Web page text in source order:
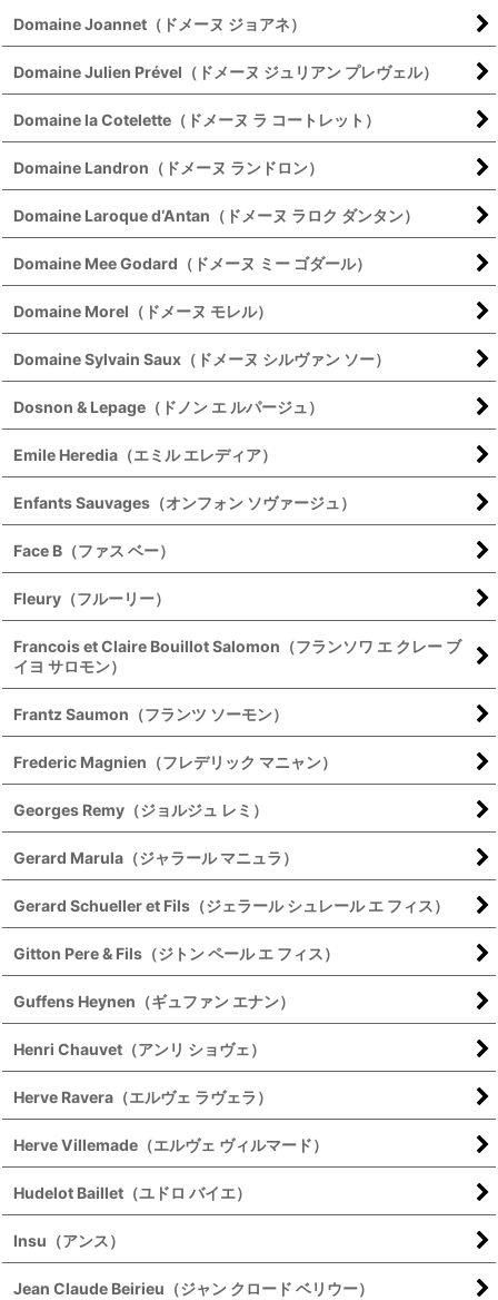
Domaine Joannet（ドメーヌ ジョアネ）
Domaine Julien Prével（ドメーヌ ジュリアン プレヴェル）
Domaine la Cotelette（ドメーヌ ラ コートレット）
Domaine Landron（ドメーヌ ランドロン）
Domaine Laroque d‘Antan（ドメーヌ ラロク ダンタン）
Domaine Mee Godard（ドメーヌ ミー ゴダール）
Domaine Morel（ドメーヌ モレル）
Domaine Sylvain Saux（ドメーヌ シルヴァン ソー）
Dosnon & Lepage（ドノン エ ルパージュ）
Emile Heredia（エミル エレディア）
Enfants Sauvages（オンフォン ソヴァージュ）
Face B（ファス ベー）
Fleury（フルーリー）
Francois et Claire Bouillot Salomon（フランソワ エ クレー ブ
イヨ サロモン）
Frantz Saumon（フランツ ソーモン）
Frederic Magnien（フレデリック マニャン）
Georges Remy（ジョルジュ レミ）
Gerard Marula（ジャラール マニュラ）
Gerard Schueller et Fils（ジェラール シュレール エ フィス）
Gitton Pere & Fils（ジトン ペール エ フィス）
Guffens Heynen（ギュファン エナン）
Henri Chauvet（アンリ ショヴェ）
Herve Ravera（エルヴェ ラヴェラ）
Herve Villemade（エルヴェ ヴィルマード）
Hudelot Baillet（ユドロ バイエ）
Insu（アンス）
Jean Claude Beirieu（ジャン クロード ベリウー）